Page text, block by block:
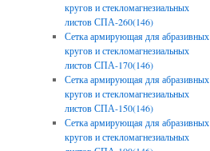
кругов и стекломагнезиальных
листов СПА-260(146)
Сетка армирующая для абразивных
кругов и стекломагнезиальных
листов СПА-170(146)
Сетка армирующая для абразивных
кругов и стекломагнезиальных
листов СПА-150(146)
Сетка армирующая для абразивных
кругов и стекломагнезиальных